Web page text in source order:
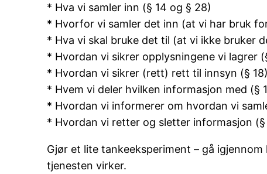
* Hva vi samler inn (§ 14 og § 28)
* Hvorfor vi samler det inn (at vi har bruk
* Hva vi skal bruke det til (at vi ikke bruker
* Hvordan vi sikrer opplysningene vi lagrer
* Hvordan vi sikrer (rett) rett til innsyn (§ 18)
* Hvem vi deler hvilken informasjon med (§
* Hvordan vi informerer om hvordan vi
* Hvordan vi retter og sletter informasjon (§
Gjør et lite tankeeksperiment – gå
tjenesten virker.